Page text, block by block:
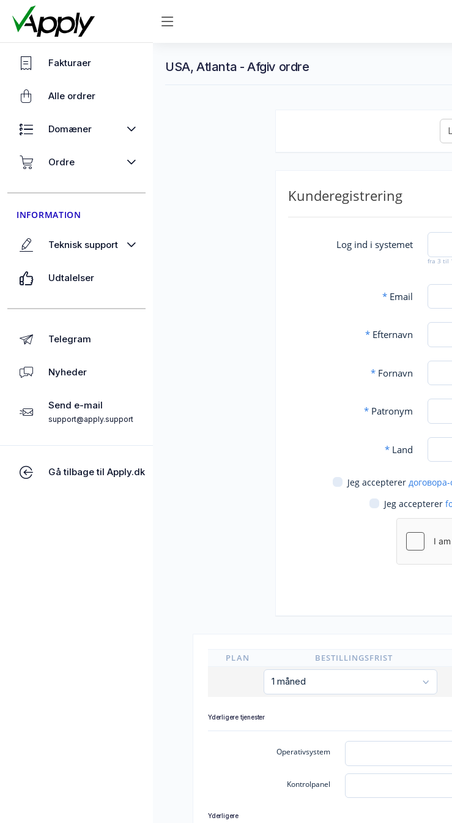
Fakturaer
Alle ordrer
Domæner
Ordre
INFORMATION
Teknisk support
Udtalelser
Telegram
Nyheder
Send e-mail
support@apply.support
Gå tilbage til Apply.dk
USA, Atlanta - Afgiv ordre
Kunderegistrering
Log ind i systemet
fra 3 til
*Email
*Efternavn
*Fornavn
*Patronym
*Land
Jeg accepterer
Jeg accepterer
PLAN BESTILLINGSFRIST
Yderligere tjenester
Operativsystem
Kontrolpanel
Yderligere